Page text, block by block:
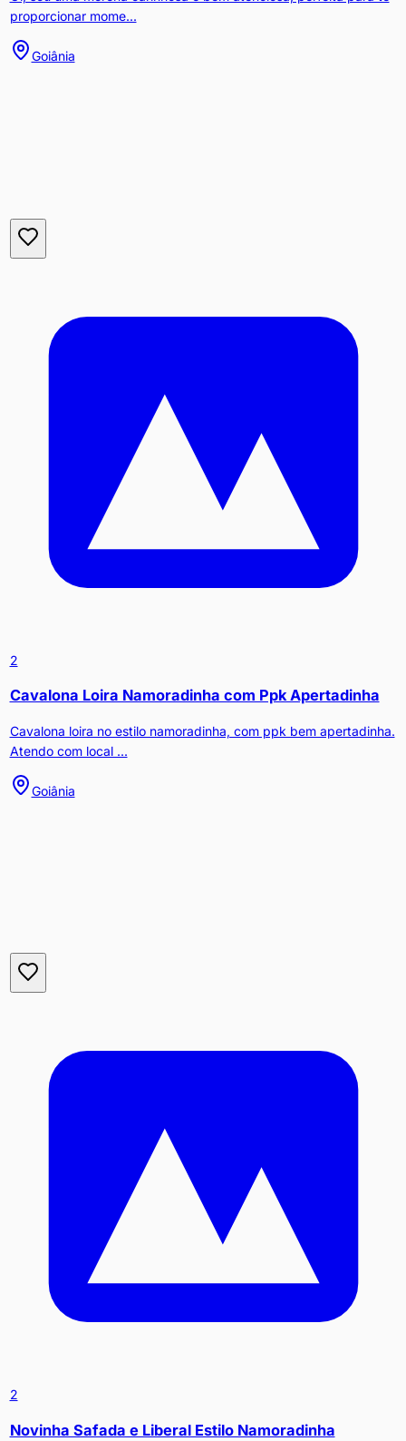
proporcionar mome...
Goiânia
2
Cavalona Loira Namoradinha com Ppk Apertadinha
Cavalona loira no estilo namoradinha, com ppk bem apertadinha.
Atendo com local ...
Goiânia
2
Novinha Safada e Liberal Estilo Namoradinha